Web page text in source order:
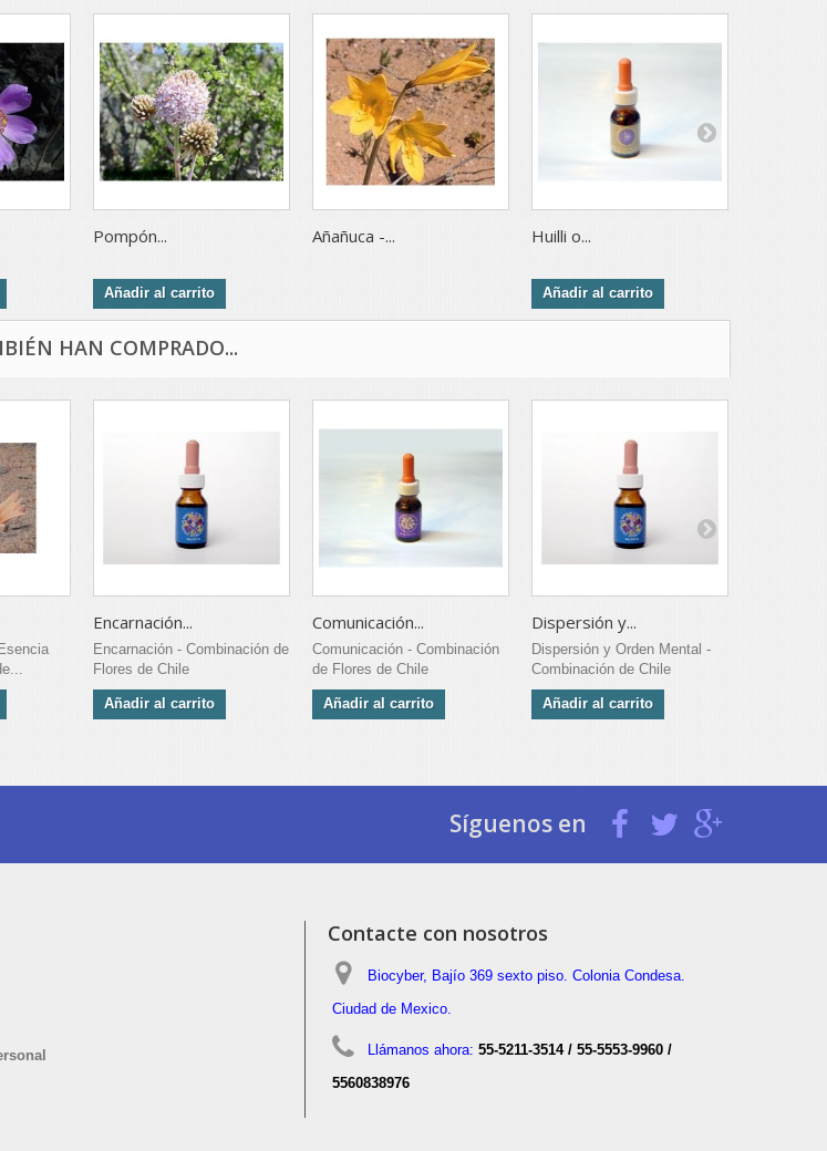
Pompón...
Añadir al carrito
Añañuca -... Huilli o...
Añadir al carrito
HAN COMPRADO...
Encarnación...
Encarnación - Combinación de
Flores de Chile
Añadir al carrito
Comunicación...
Comunicación - Combinación
de Flores de Chile
Añadir al carrito
Dispersión y...
Dispersión y Orden Mental -
Combinación de Chile
Añadir al carrito
Síguenos en
Contacte con nosotros
Biocyber, Bajío 369 sexto piso. Colonia Condesa.
Ciudad de Mexico.
Llámanos ahora: 55-5211-3514 / 55-5553-9960 /
5560838976